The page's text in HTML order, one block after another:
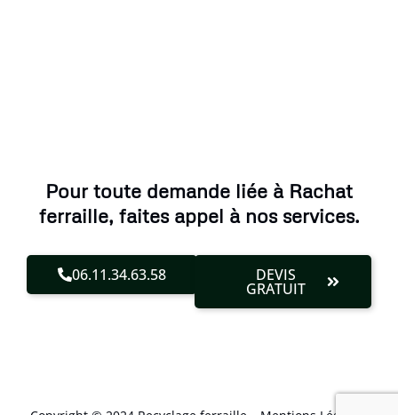
Pour toute demande liée à Rachat
ferraille, faites appel à nos services.
06.11.34.63.58 DEVIS
GRATUIT